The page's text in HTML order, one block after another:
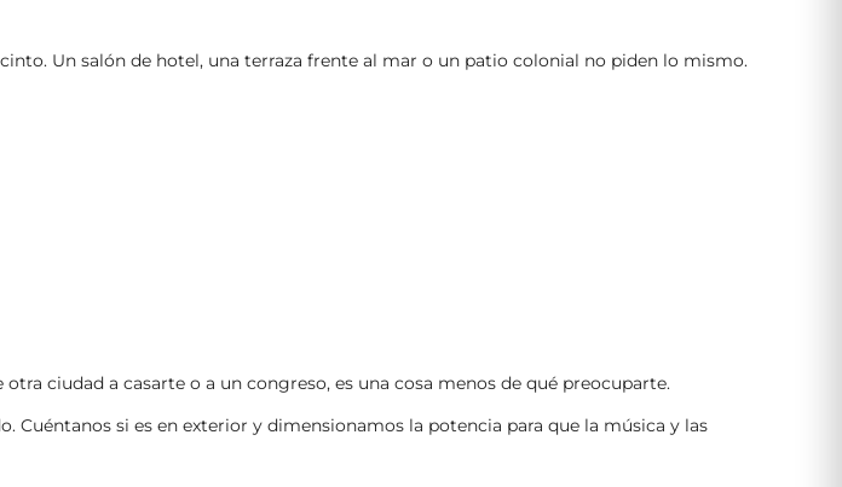
Un salón de hotel, una terraza frente al mar o un patio colonial no piden lo mismo.
ciudad a casarte o a un congreso, es una cosa menos de qué preocuparte.
Cuéntanos si es en exterior y dimensionamos la potencia para que la música y las